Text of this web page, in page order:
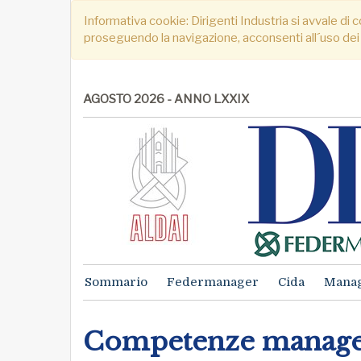
Informativa cookie: Dirigenti Industria si avvale di
proseguendo la navigazione, acconsenti all´uso
AGOSTO 2026 - ANNO LXXIX
Sommario Federmanager Cida
Competenze